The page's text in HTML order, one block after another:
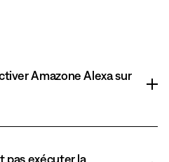
Amazone Alexa sur
pas exécuter la